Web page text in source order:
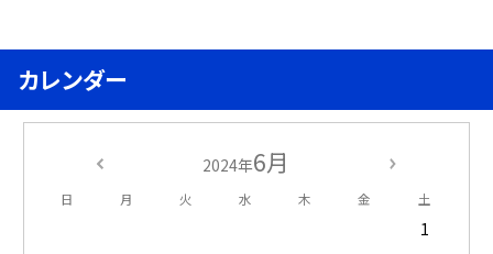
カレンダー
2024年6月
日 月 火 水 木 金 土
1